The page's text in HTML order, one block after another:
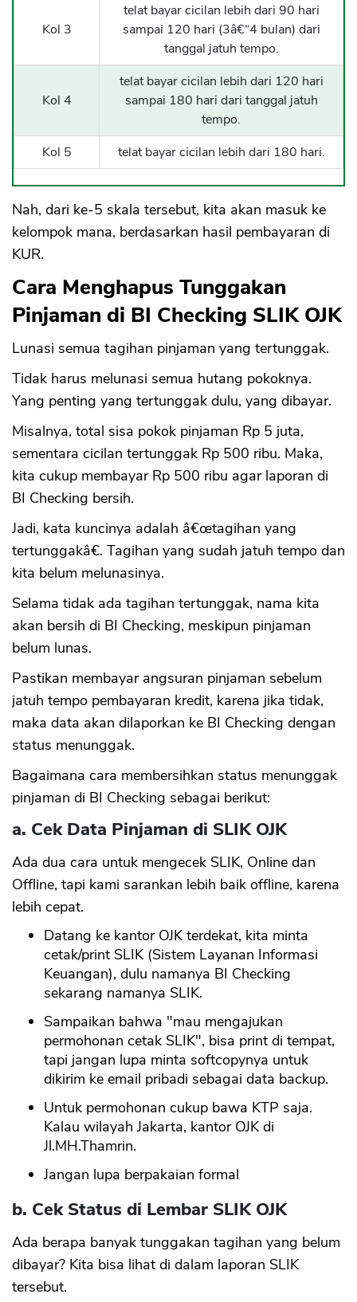
Kol 3
telat bayar cicilan lebih dari 90 hari
sampai 120 hari (3â€“4 bulan) dari
tanggal jatuh tempo.
Kol 4
telat bayar cicilan lebih dari 120 hari
sampai 180 hari dari tanggal jatuh
tempo.
Kol 5
telat bayar cicilan lebih dari 180 hari.
Nah, dari ke-5 skala tersebut, kita akan masuk ke
kelompok mana, berdasarkan hasil pembayaran di
KUR.
Cara Menghapus Tunggakan
Pinjaman di BI Checking SLIK OJK
Lunasi semua tagihan pinjaman yang tertunggak.
Tidak harus melunasi semua hutang pokoknya.
Yang penting yang tertunggak dulu, yang dibayar.
Misalnya, total sisa pokok pinjaman Rp 5 juta,
sementara cicilan tertunggak Rp 500 ribu. Maka,
kita cukup membayar Rp 500 ribu agar laporan di
BI Checking bersih.
Jadi, kata kuncinya adalah â€œtagihan yang
tertunggakâ€. Tagihan yang sudah jatuh tempo dan
kita belum melunasinya.
Selama tidak ada tagihan tertunggak, nama kita
akan bersih di BI Checking, meskipun pinjaman
belum lunas.
Pastikan membayar angsuran pinjaman sebelum
jatuh tempo pembayaran kredit, karena jika tidak,
maka data akan dilaporkan ke BI Checking dengan
status menunggak.
Bagaimana cara membersihkan status menunggak
pinjaman di BI Checking sebagai berikut:
a. Cek Data Pinjaman di SLIK OJK
Ada dua cara untuk mengecek SLIK, Online dan
Offline, tapi kami sarankan lebih baik offline, karena
lebih cepat.
Datang ke kantor OJK terdekat, kita minta
cetak/print SLIK (Sistem Layanan Informasi
Keuangan), dulu namanya BI Checking
sekarang namanya SLIK.
Sampaikan bahwa "mau mengajukan
permohonan cetak SLIK", bisa print di tempat,
tapi jangan lupa minta softcopynya untuk
dikirim ke email pribadi sebagai data backup.
Untuk permohonan cukup bawa KTP saja.
Kalau wilayah Jakarta, kantor OJK di
Jl.MH.Thamrin.
Jangan lupa berpakaian formal
b. Cek Status di Lembar SLIK OJK
Ada berapa banyak tunggakan tagihan yang belum
dibayar? Kita bisa lihat di dalam laporan SLIK
tersebut.
CANCEL